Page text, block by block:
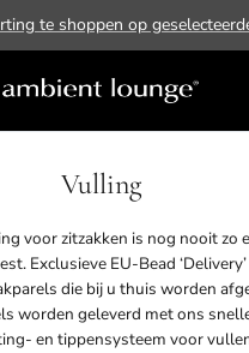
te shoppen op
Vulling
voor zitzakken is nog nooit zo
Exclusieve EU-Bead
die bij u thuis worden
worden geleverd met ons
en tippensysteem voor